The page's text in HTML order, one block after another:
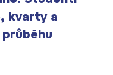
řízení
kvarty a